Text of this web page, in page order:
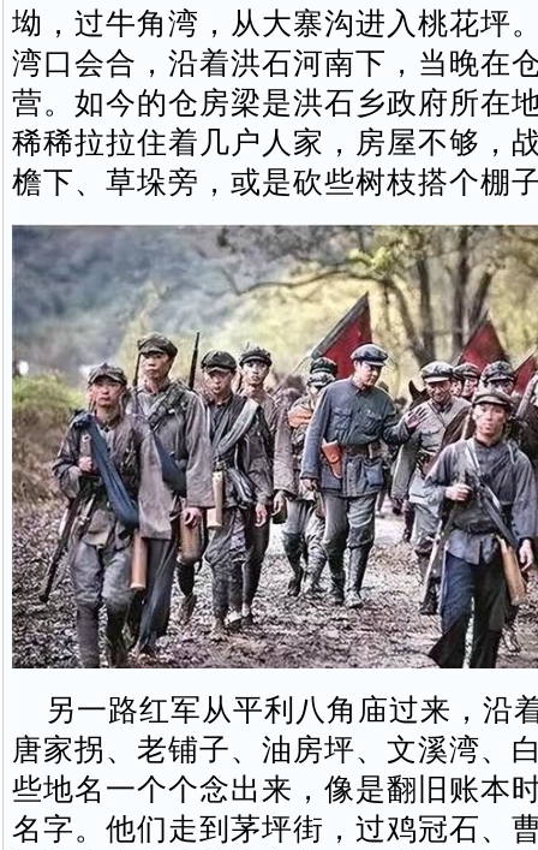
坳，过牛角湾，从大寨沟进入桃花坪
湾口会合，沿着洪石河南下，当晚在
营。如今的仓房梁是洪石乡政府所在
稀稀拉拉住着几户人家，房屋不够，
檐下、草垛旁，或是砍些树枝搭个棚
另一路红军从平利八角庙过来，沿
唐家拐、老铺子、油房坪、文溪湾
些地名一个个念出来，像是翻旧账本
名字。他们走到茅坪街，过鸡冠石、